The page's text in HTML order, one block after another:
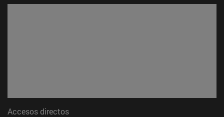
Accesos directos